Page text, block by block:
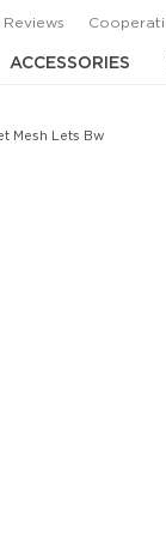
Reviews
ACCESSORIES
Mesh Lets Bw